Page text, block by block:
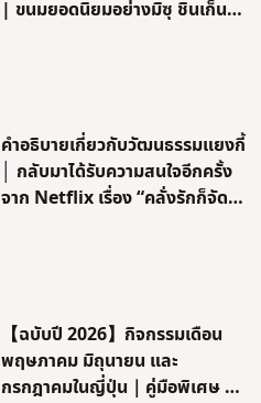
| ขนมยอดนิยมอย่างมิซุ ชินเก็น
คำอธิบายเกี่ยวกับวัฒนธรรมแยงกี้
│ กลับมาได้รับความสนใจอีกครั้ง
จาก Netflix เรื่อง “คลั่งรักก็จัด
【ฉบับปี 2026】กิจกรรมเดือน
พฤษภาคม มิถุนายน และ
กรกฎาคมในญี่ปุ่น｜คู่มือพิเศษ &